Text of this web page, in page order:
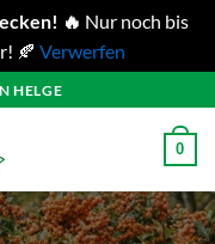
🔥 Nur noch bis
🍂 Verwerfen
HELGE
0